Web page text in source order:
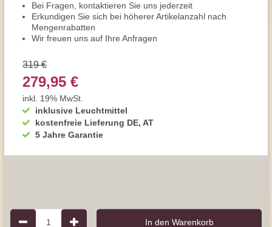
Bei Fragen, kontaktieren Sie uns jederzeit
Erkundigen Sie sich bei höherer Artikelanzahl nach
Mengenrabatten
Wir freuen uns auf Ihre Anfragen
inklusive Leuchtmittel
kostenfreie Lieferung DE, AT
5 Jahre Garantie
319 €
279,95 €
inkl. 19% MwSt.
1 In den Warenkorb